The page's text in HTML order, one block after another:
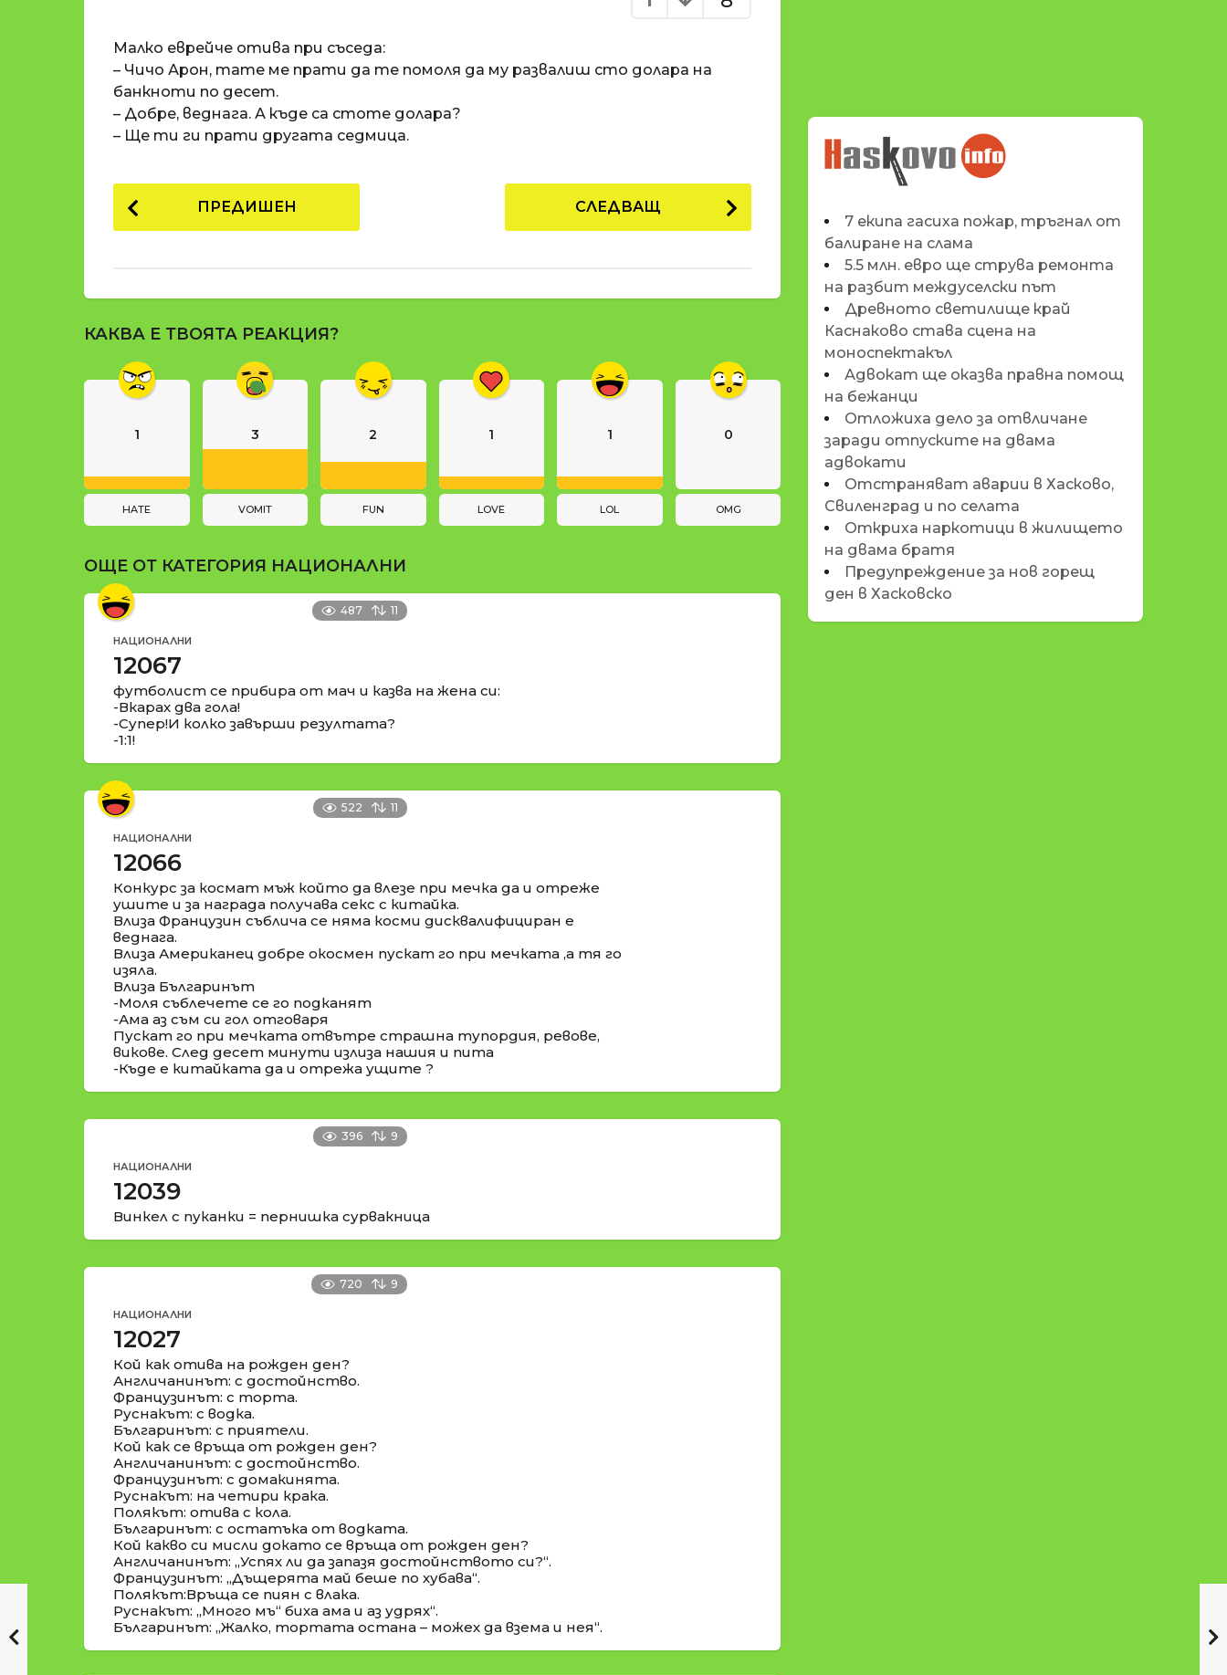
п
е
д
и
п
е
д
a
t
i
Малко еврейче отива при съседа:
– Чичо Арон, тате ме прати да те помоля да му развалиш сто долара на
банкноти по десет.
– Добре, веднага. А къде са стоте долара?
– Ще ти ги прати другата седмица.
P
o
a
g
t
i
n
ПРЕДИШЕН СЛЕДВАЩ
КАКВА Е ТВОЯТА РЕАКЦИЯ?
1
HATE
3
VOMIT
2
FUN
1
LOVE
1
LOL
0
OMG
ОЩЕ ОТ КАТЕГОРИЯ НАЦИОНАЛНИ
487 11
НАЦИОНАЛНИ
12067
футболист се прибира от мач и казва на жена си:
-Вкарах два гола!
-Супер!И колко завърши резултата?
-1:1!
522 11
НАЦИОНАЛНИ
12066
Конкурс за космат мъж който да влезе при мечка да и отреже
ушите и за награда получава секс с китайка.
Влиза Французин съблича се няма косми дисквалифициран е
веднага.
Влиза Американец добре окосмен пускат го при мечката ,а тя го
изяла.
Влиза Българинът
-Моля съблечете се го подканят
-Ама аз съм си гол отговаря
Пускат го при мечката отвътре страшна тупордия, ревове,
викове. След десет минути излиза нашия и пита
-Къде е китайката да и отрежа ущите ?
396 9
НАЦИОНАЛНИ
12039
Винкел с пуканки = пернишка сурвакница
720 9
НАЦИОНАЛНИ
12027
Кой как отива на рожден ден?
Англичанинът: с достойнство.
Французинът: с торта.
Руснакът: с водка.
Българинът: с приятели.
Кой как се връща от рожден ден?
Англичанинът: с достойнство.
Французинът: с домакинята.
Руснакът: на четири крака.
Полякът: отива с кола.
Българинът: с остатъка от водката.
Кой какво си мисли докато се връща от рожден ден?
Англичанинът: „Успях ли да запазя достойнството си?“.
Французинът: „Дъщерята май беше по хубава“.
Полякът:Връща се пиян с влака.
Руснакът: „Много мъ“ биха ама и аз удрях“.
Българинът: „Жалко, тортата остана – можех да взема и нея“.
НОВИНИТЕ НА
HASKOVO.INFO
7 екипа гасиха пожар, тръгнал от
балиране на слама
5.5 млн. евро ще струва ремонта
на разбит междуселски път
Древното светилище край
Каснаково става сцена на
моноспектакъл
Адвокат ще оказва правна помощ
на бежанци
Отложиха дело за отвличане
заради отпуските на двама
адвокати
Отстраняват аварии в Хасково,
Свиленград и по селата
Откриха наркотици в жилището
на двама братя
Предупреждение за нов горещ
ден в Хасковско